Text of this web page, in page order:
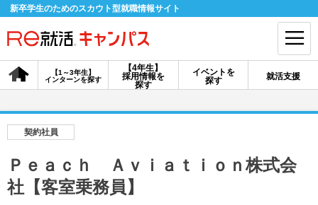
新卒学生のためのスカウト型就職情報サイト
【4年生】
採用情報を
探す
【1～3年生】
インターンを探す
イベントを
探す
就活支援
会員登録 ログイン
契約社員
Ｐｅａｃｈ Ａｖｉａｔｉｏｎ株式会
社【客室乗務員】